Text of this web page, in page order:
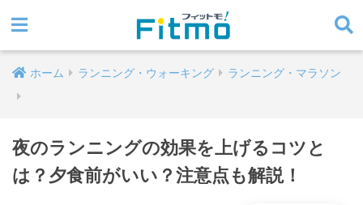
ホーム ランニング・ウォーキング ランニング・マラソン
夜のランニングの効果を上げるコツと
は？夕食前がいい？注意点も解説！